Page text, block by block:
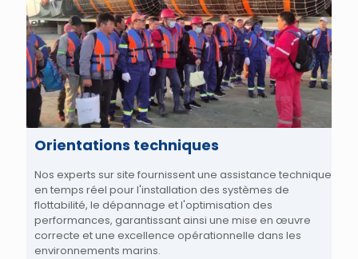
Orientations techniques
Nos experts sur site fournissent une assistance technique
en temps réel pour l'installation des systèmes de
flottabilité, le dépannage et l'optimisation des
performances, garantissant ainsi une mise en œuvre
correcte et une excellence opérationnelle dans les
environnements marins.